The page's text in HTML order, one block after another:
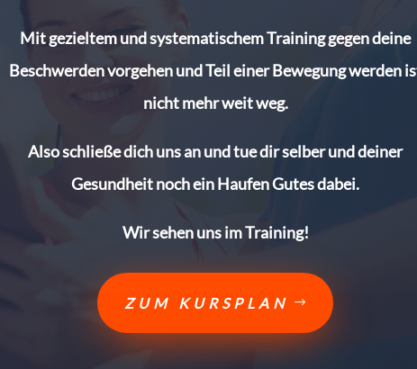
Mit gezieltem und systematischem Training gegen deine
Beschwerden vorgehen und Teil einer Bewegung werden
nicht mehr weit weg.
Also schließe dich uns an und tue dir selber und deiner
Gesundheit noch ein Haufen Gutes dabei.
Wir sehen uns im Training!
ZUM KURSPLAN